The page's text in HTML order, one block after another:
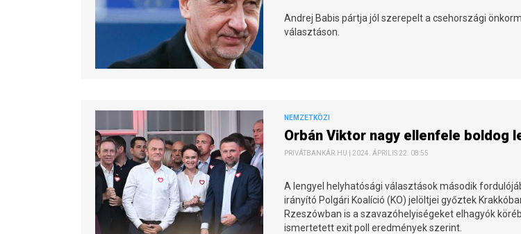
Andrej Babis pártja jól szerepelt a csehországi
választáson.
NEMZETKÖZI
Orbán Viktor nagy ellenfele boldog
PRIVÁTBANKÁR.HU | 2024. ÁPRILIS 22. 08:55
A lengyel helyhatósági választások második
irányító Polgári Koalíció (KO) jelöltjei győztek
Rzeszówban is a szavazóhelyiségeket elhagyók
ismertetett exit poll eredmények szerint.